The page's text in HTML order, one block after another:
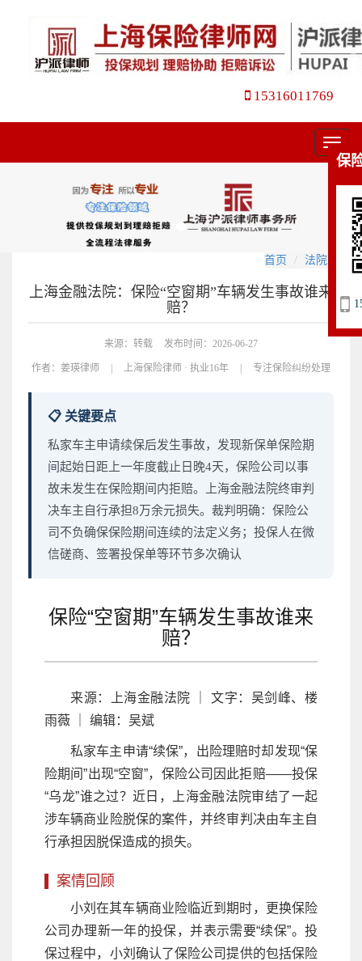
15316011769
菜
单
首页 法院观点
上海金融法院：保险“空窗期”车辆发生事故谁来
赔？
来源：转载 发布时间：2026-06-27
作者： 姜瑛律师 | 上海保险律师 · 执业16年 | 专注保险纠纷处理
📋 关键要点
私家车主申请续保后发生事故，发现新保单保险期
间起始日距上一年度截止日晚4天，保险公司以事
故未发生在保险期间内拒赔。上海金融法院终审判
决车主自行承担8万余元损失。裁判明确：保险公
司不负确保保险期间连续的法定义务；投保人在微
信磋商、签署投保单等环节多次确认
保险“空窗期”车辆发生事故谁来
赔？
来源：上海金融法院 ｜ 文字：吴剑峰、楼
雨薇 ｜ 编辑：吴斌
私家车主申请“续保”，出险理赔时却发现“保
险期间”出现“空窗”，保险公司因此拒赔——投保
“乌龙”谁之过？近日，上海金融法院审结了一起
涉车辆商业险脱保的案件，并终审判决由车主自
行承担因脱保造成的损失。
案情回顾
小刘在其车辆商业险临近到期时，更换保险
公司办理新一年的投保，并表示需要“续保”。投
保过程中，小刘确认了保险公司提供的包括保险
保